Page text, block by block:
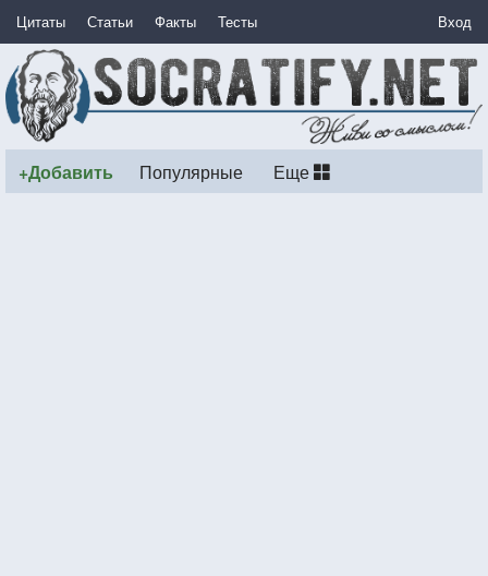
Цитаты Статьи Факты Тесты Вход
+Добавить Популярные Еще